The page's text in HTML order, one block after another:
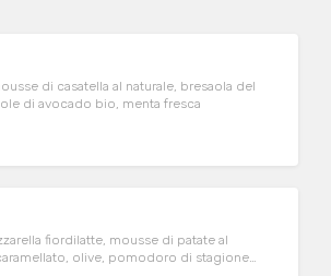
di casatella al naturale, bresaola del
di avocado bio, menta fresca
fiordilatte, mousse di patate al
olive, pomodoro di stagione